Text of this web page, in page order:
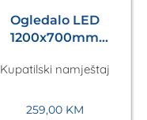
Ogledalo LED
1200x700mm
Kupatilski namještaj
259,00 KM